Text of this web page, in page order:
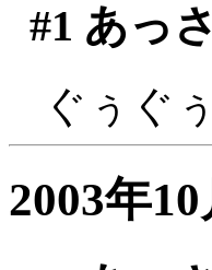
#1 あっ
ぐぅぐ
2003年